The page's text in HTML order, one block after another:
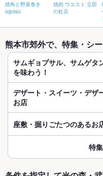
焼鳥と野菜巻き
uguisu
焼肉 ウエスト 立田
の杜店
熊本市郊外で、特集・シ
サムギョプサル、サムゲ
を味わう！
デザート・スイーツ・デザ
お店
座敷・掘りごたつのあるお
特